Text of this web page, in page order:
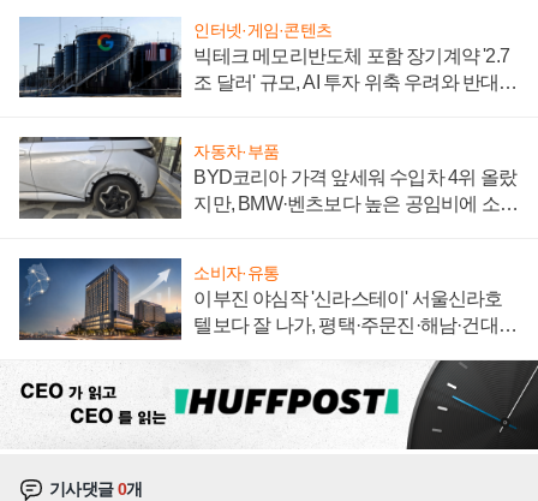
인터넷·게임·콘텐츠
빅테크 메모리반도체 포함 장기계약 '2.7
조 달러' 규모, AI 투자 위축 우려와 반대
자동차·부품
BYD코리아 가격 앞세워 수입차 4위 올랐
지만, BMW·벤츠보다 높은 공임비에 소비
소비자·유통
이부진 야심작 '신라스테이' 서울신라호
텔보다 잘 나가, 평택·주문진·해남·건대로
기사댓글0개